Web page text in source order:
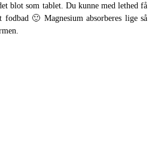
blot som tablet. Du kunne med lethed få
🙂 Magnesium absorberes lige så